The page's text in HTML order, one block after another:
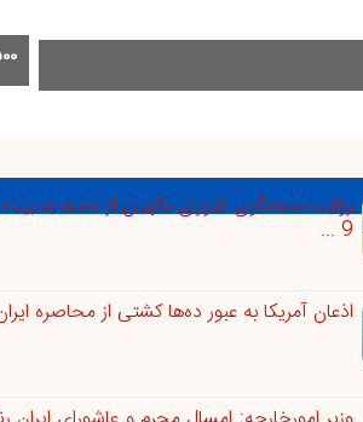
روایت سخنگوی شورای نگهبان از حمله به
9 ...
اذعان آمریکا به عبور ده‌ها کشتی از محاصره